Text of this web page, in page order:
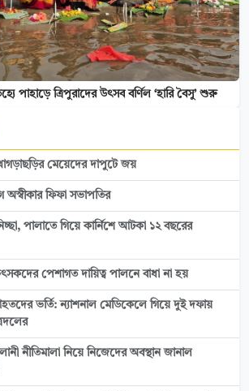
পাহাড়ে ত্রিপুরাদের উৎসব বর্ণিল ‘হারি বৈসু’ শুরু
মেয়েদের দাপুটে জয়
ফিফা সভাপতির
পালাতে গিয়ে কার্নিশে আটকা ১২ বছরের
পেশাগত দায়িত্ব পালনে বাধা না হয়
ভর্তি: ন্যাশনাল মেডিকেলে গিয়ে দুই দফায়
নীতিমালা নিয়ে নিজেদের অবস্থান জানাল